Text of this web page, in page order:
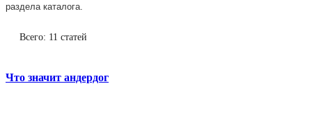
раздела каталога.
Всего: 11 статей
Что значит андердог